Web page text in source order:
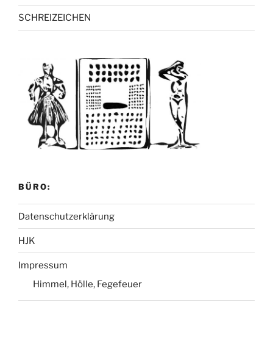
SCHREIZEICHEN
BÜRO:
Datenschutzerklärung
HJK
Impressum
Himmel, Hölle, Fegefeuer